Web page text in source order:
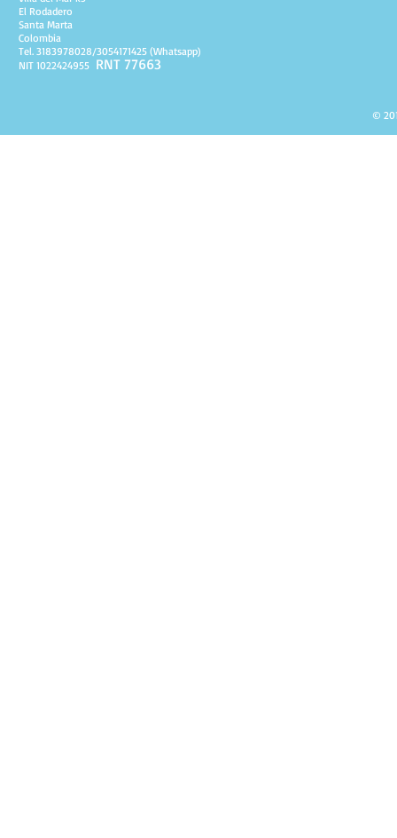
El Rodadero
Santa Marta
Colombia
Tel. 3183978028/3054171425 (Whatsapp)
NIT 1022424955 RNT 77663
©